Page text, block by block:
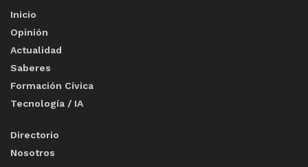
Inicio
Opinión
Actualidad
Saberes
Formación Cívica
Tecnología / IA
Directorio
Nosotros